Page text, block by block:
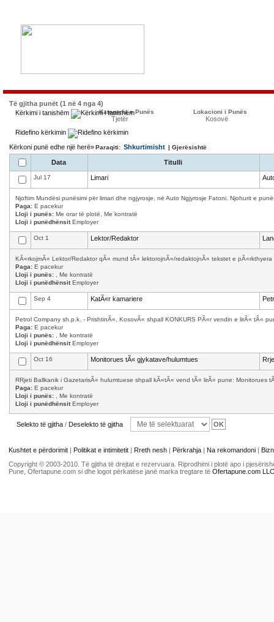
Të gjitha punët (1 në 4 nga 4)
Kërkimi i tanishëm
Kategoria e Punës
Tjetër
Lokacioni i Punës
Kosovë
Ridefino kërkimin
Kërkoni punë edhe një herë»Paraqiti: Shkurtimisht | Gjerësishtë
Data Titulli
Jul 17 Limari
Njoftim Mundësi punësimi për limari dhe ngjyrosje, në Auto Ngjyrosje Fatoni. Njohurit e
Paga: E pacekur
Lloji i punës: Me orar të plotë, Me kontratë
Lloji i punëdhënsitEmployer
Oct 1 Lektor/Redaktor
KÃ«rkojmÃ« Lektor/Redaktor qÃ« mund tÃ« lektorojnÃ«/redaktojnÃ« tekstet e
Paga: E pacekur
Lloji i punës: , Me kontratë
Lloji i punëdhënsitEmployer
Sep 4 KatÃ«r kamariere
Petrol Company sh.p.k. - PrishtinÃ«, KosovÃ« shpall KONKURS PÃ«r vendin e lirÃ« tÃ«
Paga: E pacekur
Lloji i punës: , Me kontratë
Lloji i punëdhënsitEmployer
Oct 16 Monitorues tÃ« gjykatave/hulumtues
RRjeti Ballkanik i GazetarisÃ« hulumtuese shpall kÃ«tÃ« vend tÃ« lirÃ« pune: Monitorues
Paga: E pacekur
Lloji i punës: , Me kontratë
Lloji i punëdhënsitEmployer
Selekto të gjitha / Deselekto të gjitha
Kushtet e përdorimit | Politikat e intimitetit | Rreth nesh | Përkrahja | Na rekomandoni |
Copyright © 2003-2010. Të gjitha të drejtat e rezervuara. Riprodhimi i plotë apo i
Pune, Ofertapune.com si dhe logot përkatëse janë marka tregtare të Ofertapune.com LLC